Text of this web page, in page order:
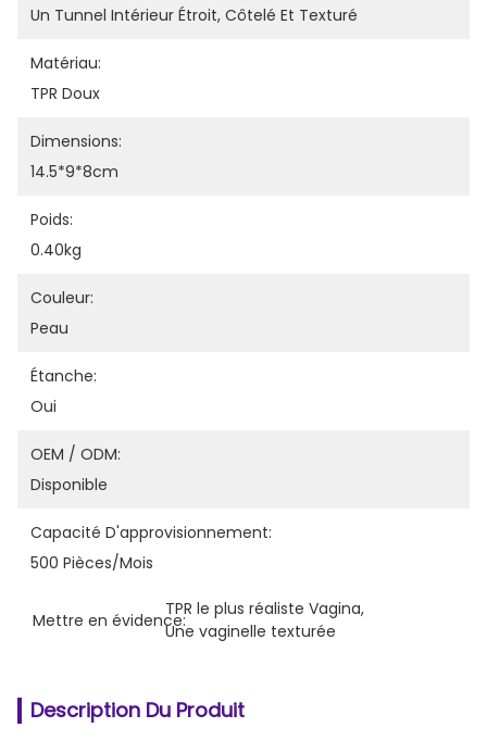
Un Tunnel Intérieur Étroit, Côtelé Et Texturé
Matériau:
TPR Doux
Dimensions:
14.5*9*8cm
Poids:
0.40kg
Couleur:
Peau
Étanche:
Oui
OEM / ODM:
Disponible
Capacité D'approvisionnement:
500 Pièces/mois
Mettre en évidence:
TPR le plus réaliste Vagina,
Une vaginelle texturée
Description Du Produit